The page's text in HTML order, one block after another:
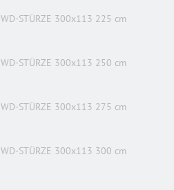
WD-STÜRZE 300x113 225 cm
WD-STÜRZE 300x113 250 cm
WD-STÜRZE 300x113 275 cm
WD-STÜRZE 300x113 300 cm